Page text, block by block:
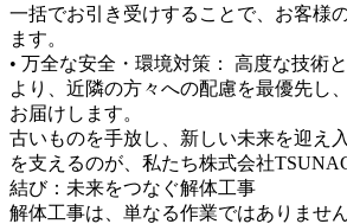
一括でお引き受けすることで、お客様
ます。
• 万全な安全・環境対策： 高度な技術
より、近隣の方々への配慮を最優先し
お届けします。
古いものを手放し、新しい未来を迎え
を支えるのが、私たち株式会社
結び：未来をつなぐ解体工事
解体工事は、単なる作業ではありませ